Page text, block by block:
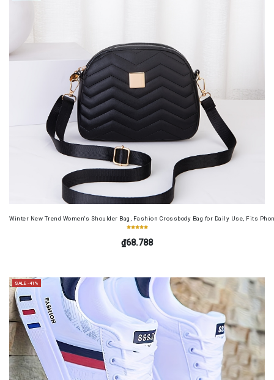
Winter New Trend Women's Shoulder Bag, Fashion Crossbody Bag for Daily Use, Fits
₫68.788
SALE -41%